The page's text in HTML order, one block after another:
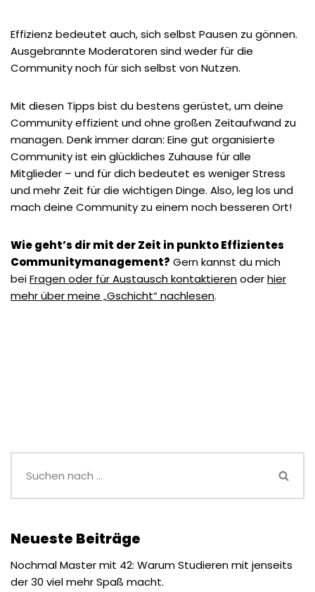
Effizienz bedeutet auch, sich selbst Pausen zu gönnen.
Ausgebrannte Moderatoren sind weder für die
Community noch für sich selbst von Nutzen.
Mit diesen Tipps bist du bestens gerüstet, um deine
Community effizient und ohne großen Zeitaufwand zu
managen. Denk immer daran: Eine gut organisierte
Community ist ein glückliches Zuhause für alle
Mitglieder – und für dich bedeutet es weniger Stress
und mehr Zeit für die wichtigen Dinge. Also, leg los und
mach deine Community zu einem noch besseren Ort!
Wie geht’s dir mit der Zeit in punkto Effizientes
Communitymanagement? Gern kannst du mich
beiFragen oder für Austausch kontaktierenoderhier
mehr über meine „Gschicht“ nachlesen.
Neueste Beiträge
Nochmal Master mit 42: Warum Studieren mit jenseits
der 30 viel mehr Spaß macht.